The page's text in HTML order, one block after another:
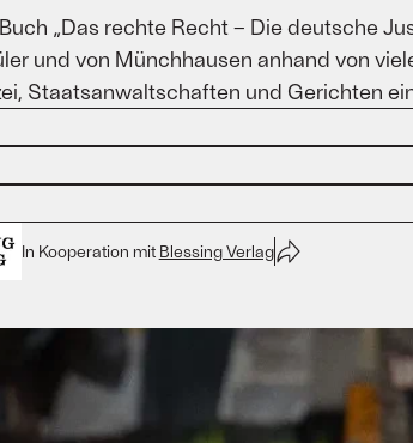
„Das rechte Recht – Die deutsche
und von Münchhausen anhand von
Staatsanwaltschaften und Gerichten
In Kooperation mit Blessing Verlag